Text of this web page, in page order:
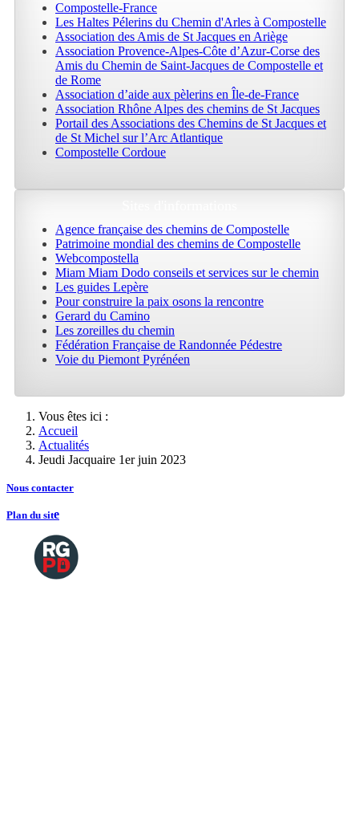
Compostelle-France
Les Haltes Pélerins du Chemin d'Arles à Compostelle
Association des Amis de St Jacques en Ariège
Association Provence-Alpes-Côte d’Azur-Corse des
Amis du Chemin de Saint-Jacques de Compostelle et
de Rome
Association d’aide aux pèlerins en Île-de-France
Association Rhône Alpes des chemins de St Jacques
Portail des Associations des Chemins de St Jacques et
de St Michel sur l’Arc Atlantique
Compostelle Cordoue
Agence française des chemins de Compostelle
Patrimoine mondial des chemins de Compostelle
Webcompostella
Miam Miam Dodo conseils et services sur le chemin
Les guides Lepère
Pour construire la paix osons la rencontre
Gerard du Camino
Les zoreilles du chemin
Fédération Française de Randonnée Pédestre
Voie du Piemont Pyrénéen
Vous êtes ici :
Accueil
Actualités
Jeudi Jacquaire 1er juin 2023
Nous contacter
Plan du site